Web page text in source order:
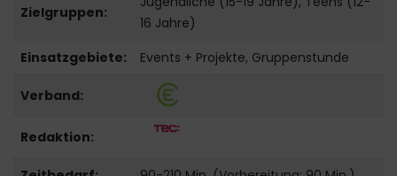
Zielgruppen:
16 Jahre)
Einsatzgebiete:
Events + Projekte, Gruppenstunde
Verband:
Redaktion: